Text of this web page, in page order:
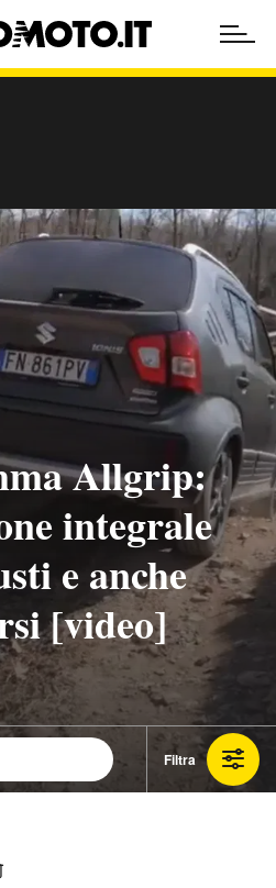
Allgrip:
integrale
e anche
[video]
Filtra